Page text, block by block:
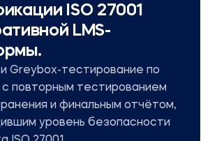
ISO 27001
LMS-
Greybox-тестирование по
повторным тестированием
и финальным отчётом,
уровень безопасности